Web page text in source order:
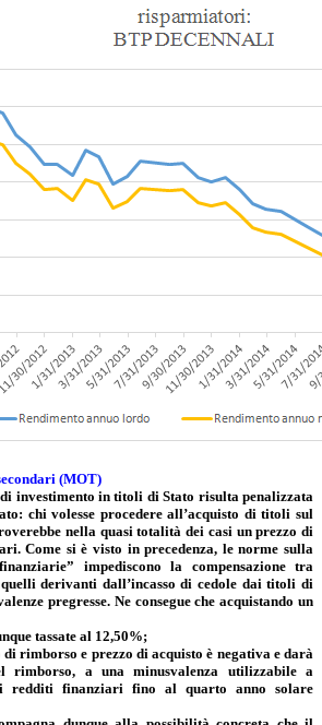
(MOT)
investimento in titoli di Stato risulta penalizzata
chi volesse procedere all’acquisto di titoli sul
nella quasi totalità dei casi un prezzo di
Come si è visto in precedenza, le norme sulla
impediscono la compensazione tra
derivanti dall’incasso di cedole dai titoli di
pregresse. Ne consegue che acquistando un
tassate al 12,50%;
rimborso e prezzo di acquisto è negativa e darà
rimborso, a una minusvalenza utilizzabile a
redditi finanziari fino al quarto anno solare